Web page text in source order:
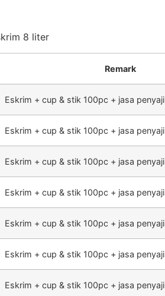
8 liter
Remark
Eskrim + cup & stik 100pc + jasa penyaji
Eskrim + cup & stik 100pc + jasa penyaji
Eskrim + cup & stik 100pc + jasa penyaji
Eskrim + cup & stik 100pc + jasa penyaji
Eskrim + cup & stik 100pc + jasa penyaji
Eskrim + cup & stik 100pc + jasa penyaji
Eskrim + cup & stik 100pc + jasa penyaji